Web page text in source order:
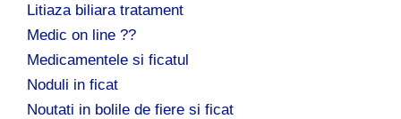
Litiaza biliara tratament
Medic on line ??
Medicamentele si ficatul
Noduli in ficat
Noutati in bolile de fiere si ficat